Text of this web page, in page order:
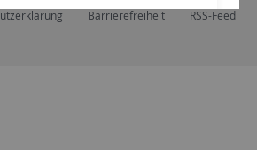
Barrierefreiheit RSS-Feed